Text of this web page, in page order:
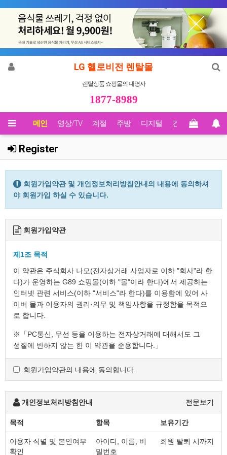
LG 헬로비전 렌탈몰
렌탈상품 쇼핑몰의 대명사
1877-8989
메인 영상/TV 계절 주방 디지털 건강 Biz렌탈
Register
회원가입약관 및 개인정보처리방침안내의 내용에 동의하셔
야 회원가입 하실 수 있습니다.
회원가입약관
제1조 목적
이 약관은 주식회사 나모(전자상거래 사업자로 이하 "회사"라 한
다)가 운영하는 G89 쇼핑몰(이하 "몰"이라 한다)에서 제공하는
인터넷 관련 서비스(이하 "서비스"라 한다)를 이용함에 있어 사
이버 몰과 이용자의 권리·의무 및 책임사항을 규정함을 목적으
로 합니다.
※「PC통신, 무선 등을 이용하는 전자상거래에 대해서도 그
성질에 반하지 않는 한 이 약관을 준용합니다.」
제2조 정의
을 이용자에게 제공하기 위하여 컴퓨터등 정보통신설비를
영업장을 말하며, 아울러 사이버몰을 운영하는 사업자의
의미로도 사용합니다.
"이용자"란 "몰"에 접속하여 이 약관에 따라 "몰"이
회원가입약관의 내용에 동의합니다.
전문보기
개인정보처리방침안내
목적 항목 보유기간
이용자 식별 및 본인여부
확인
아이디, 이름, 비
밀번호
회원 탈퇴 시까지